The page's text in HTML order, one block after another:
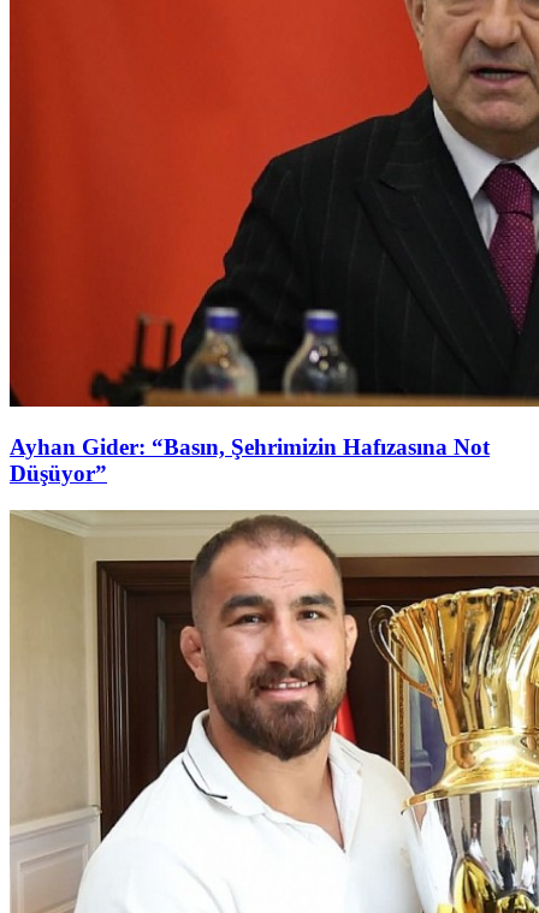
Ayhan Gider: “Basın, Şehrimizin Hafızasına Not
Düşüyor”